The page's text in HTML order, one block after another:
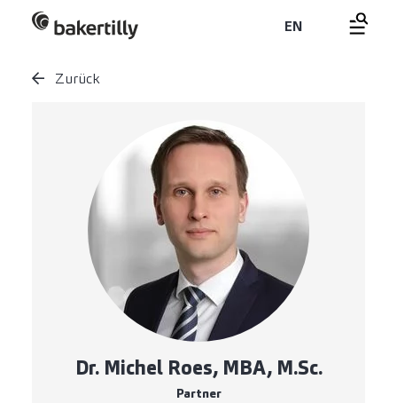
EN
Zurück
Dr. Michel Roes, MBA, M.Sc.
Partner